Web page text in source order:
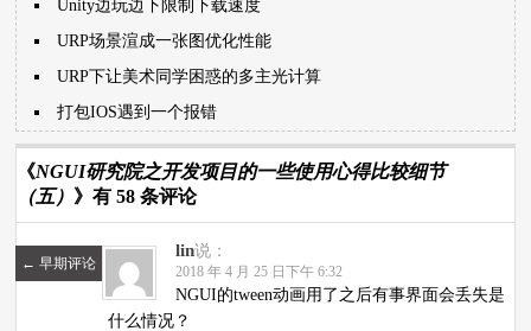
Unity边玩边下限制下载速度
URP场景渲成一张图优化性能
URP下让美术同学困惑的多主光计算
打包IOS遇到一个报错
《NGUI研究院之开发项目的一些使用心得比较细节
（五） 》有 58 条评论
← 早期评论
lin说：
2018 年 4 月 25 日下午 6:32
NGUI的tween动画用了之后有事界面会丢失是
什么情况？